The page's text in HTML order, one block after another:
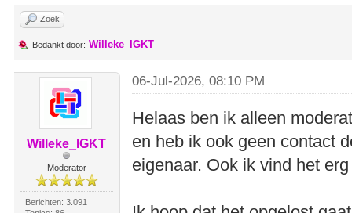
Zoek
Bedankt door: Willeke_IGKT
Willeke_IGKT
Moderator
Berichten: 3.091
06-Jul-2026, 08:10 PM
Helaas ben ik alleen
en heb ik ook geen contact
eigenaar. Ook ik vind het